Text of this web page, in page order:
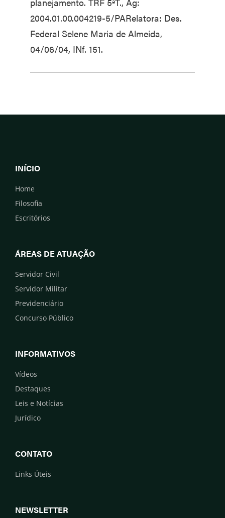
2004.01.00.004219-5/PARelatora: Des.
Federal Selene Maria de Almeida,
04/06/04, INf. 151.
INÍCIO
Home
Filosofia
Escritórios
ÁREAS DE ATUAÇÃO
Servidor Civil
Servidor Militar
Previdenciário
Concurso Público
INFORMATIVOS
Vídeos
Destaques
Leis e Notícias
Jurídico
CONTATO
Links Úteis
NEWSLETTER